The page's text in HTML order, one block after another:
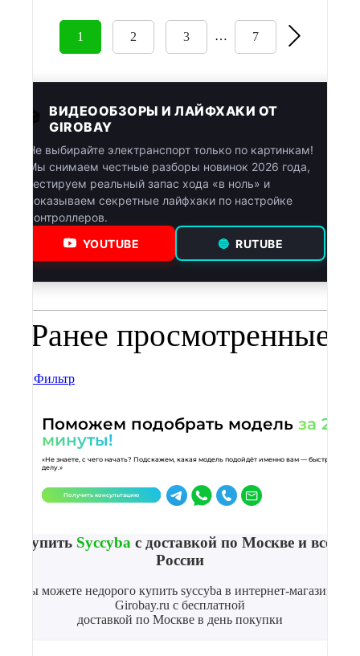
1 2 3 … 7
🎬 ВИДЕООБЗОРЫ И ЛАЙФХАКИ ОТ
GIROBAY
Не выбирайте электранспорт только по картинкам!
Мы снимаем честные разборы новинок 2026 года,
тестируем реальный запас хода «в ноль» и
показываем секретные лайфхаки по настройке
контроллеров.
YOUTUBE
🔵 RUTUBE
Ранее просмотренные
Фильтр
Поможем подобрать модель за 2
минуты!
«Не знаете, с чего начать? Подскажем, какая модель подойдёт именно вам — быстро и по
делу.»
Получить консультацию
Купить Syccyba с доставкой по Москве и всей
России
Вы можете недорого купить syccyba в интернет-магазине
Girobay.ru с бесплатной
доставкой по Москве в день покупки